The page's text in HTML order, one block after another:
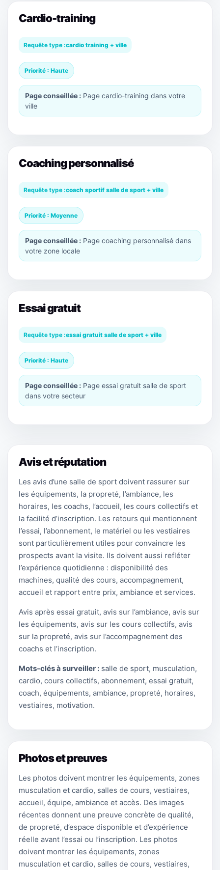
Cardio-training
Requête type :cardio training + ville
Priorité : Haute
Page conseillée : Page cardio-training dans votre
ville
Coaching personnalisé
Requête type :coach sportif salle de sport + ville
Priorité : Moyenne
Page conseillée : Page coaching personnalisé dans
votre zone locale
Essai gratuit
Requête type :essai gratuit salle de sport + ville
Priorité : Haute
Page conseillée : Page essai gratuit salle de sport
dans votre secteur
Avis et réputation
Les avis d’une salle de sport doivent rassurer sur
les équipements, la propreté, l’ambiance, les
horaires, les coachs, l’accueil, les cours collectifs et
la facilité d’inscription. Les retours qui mentionnent
l’essai, l’abonnement, le matériel ou les vestiaires
sont particulièrement utiles pour convaincre les
prospects avant la visite. Ils doivent aussi refléter
l’expérience quotidienne : disponibilité des
machines, qualité des cours, accompagnement,
accueil et rapport entre prix, ambiance et services.
Avis après essai gratuit, avis sur l’ambiance, avis sur
les équipements, avis sur les cours collectifs, avis
sur la propreté, avis sur l’accompagnement des
coachs et l’inscription.
Mots-clés à surveiller : salle de sport, musculation,
cardio, cours collectifs, abonnement, essai gratuit,
coach, équipements, ambiance, propreté, horaires,
vestiaires, motivation.
Photos et preuves
Les photos doivent montrer les équipements, zones
musculation et cardio, salles de cours, vestiaires,
accueil, équipe, ambiance et accès. Des images
récentes donnent une preuve concrète de qualité,
de propreté, d’espace disponible et d’expérience
réelle avant l’essai ou l’inscription. Les photos
doivent montrer les équipements, zones
musculation et cardio, salles de cours, vestiaires,